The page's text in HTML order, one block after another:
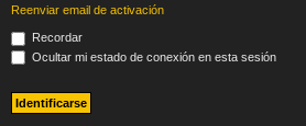
Reenviar email de activación
Recordar
Ocultar mi estado de conexión en esta sesión